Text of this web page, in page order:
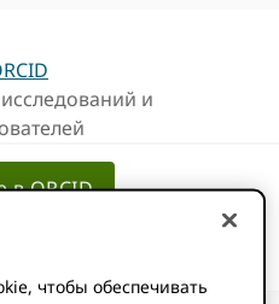
и
в ORCID
чтобы обеспечивать